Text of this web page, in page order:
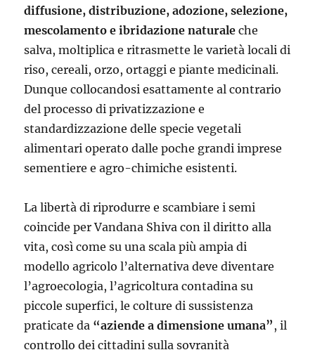
diffusione, distribuzione, adozione, selezione,
mescolamento e ibridazione naturale che
salva, moltiplica e ritrasmette le varietà locali di
riso, cereali, orzo, ortaggi e piante medicinali.
Dunque collocandosi esattamente al contrario
del processo di privatizzazione e
standardizzazione delle specie vegetali
alimentari operato dalle poche grandi imprese
sementiere e agro-chimiche esistenti.
La libertà di riprodurre e scambiare i semi
coincide per Vandana Shiva con il diritto alla
vita, così come su una scala più ampia di
modello agricolo l’alternativa deve diventare
l’agroecologia, l’agricoltura contadina su
piccole superfici, le colture di sussistenza
praticate da “aziende a dimensione umana”, il
controllo dei cittadini sulla sovranità